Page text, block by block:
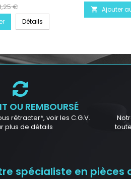
€
Détails
 Ajouter
OU REMBOURSÉ
rétracter*, voir les C.G.V.
plus de détails
spécialiste en pièces